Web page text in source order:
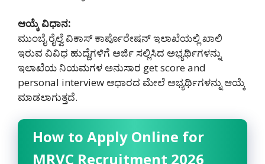
ಆಯ್ಕೆ ವಿಧಾನ:
ಮುಂಬೈ ರೈಲ್ವೆ ವಿಕಾಸ್ ಕಾರ್ಪೊರೇಷನ್ ಇಲಾಖೆಯಲ್ಲಿ ಖಾಲಿ
ಇರುವ ವಿವಿಧ ಹುದ್ದೆಗಳಿಗೆ ಅರ್ಜಿ ಸಲ್ಲಿಸಿದ ಅಭ್ಯರ್ಥಿಗಳನ್ನು
ಇಲಾಖೆಯ ನಿಯಮಗಳ ಅನುಸಾರ get score and
personal interview ಆಧಾರದ ಮೇಲೆ ಅಭ್ಯರ್ಥಿಗಳನ್ನು ಆಯ್ಕೆ
ಮಾಡಲಾಗುತ್ತದೆ.
How to Apply Online for
MRVC Recruitment 2026